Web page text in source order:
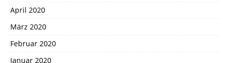
April 2020
März 2020
Februar 2020
Januar 2020